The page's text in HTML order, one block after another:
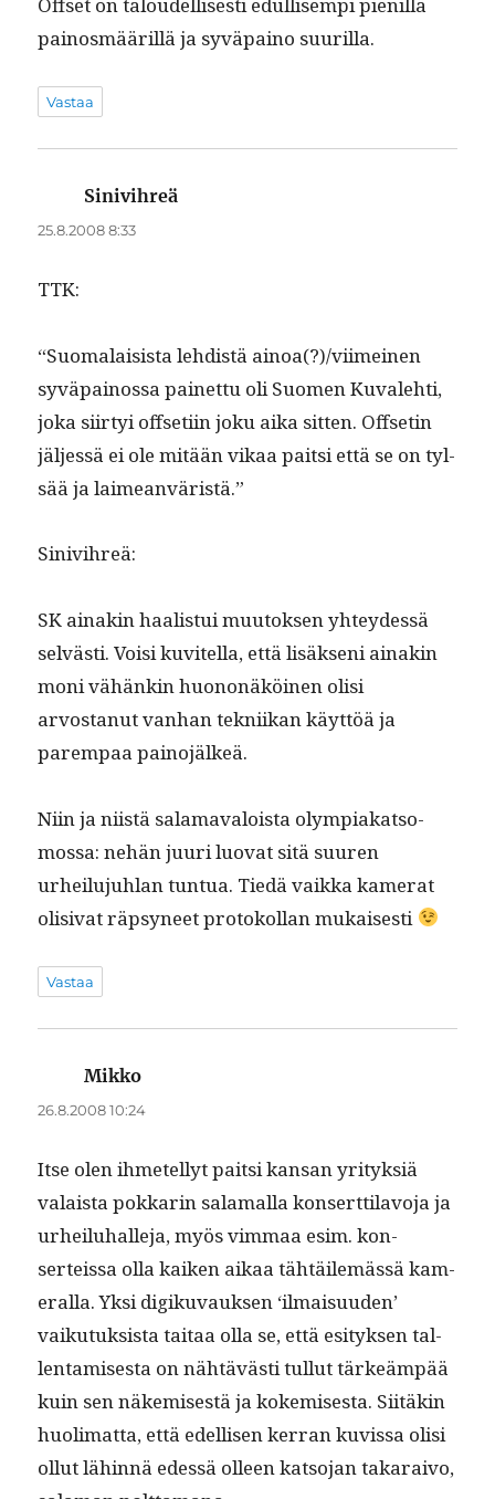
pain­os­määril­lä ja syvä­paino suurilla.
Vastaa
Sinivihreä
25.8.2008 8:33
TTK:
“Suo­ma­lai­sista lehdis­tä ainoa(?)/viimeinen
syvä­pain­os­sa painet­tu oli Suomen Kuvale­hti,
joka siir­tyi off­seti­in joku aika sit­ten. Off­setin
jäl­jessä ei ole mitään vikaa pait­si että se on tyl­
sää ja laimeanväristä.”
Sinivihreä:
SK ainakin haal­is­tui muu­tok­sen yhtey­dessä
selvästi. Voisi kuvitel­la, että lisäk­seni ainakin
moni vähänkin huononäköi­nen olisi
arvostanut van­han tekni­ikan käyt­töä ja
parem­paa painojälkeä.
Niin ja niistä sala­maval­oista olympiakat­so­
mossa: nehän juuri luo­vat sitä suuren
urheilu­juh­lan tun­tua. Tiedä vaik­ka kam­er­at
oli­si­vat räp­syneet pro­tokol­lan mukaisesti
Vastaa
Mikko
26.8.2008 10:24
Itse olen ihme­tel­lyt pait­si kansan yri­tyk­siä
valaista pokkarin sala­mal­la kon­sert­tilavo­ja ja
urheiluhalle­ja, myös vim­maa esim. kon­
serteis­sa olla kaiken aikaa tähtäilemässä kam­
er­al­la. Yksi digiku­vauk­sen ‘ilmaisu­u­den’
vaiku­tuk­sista taitaa olla se, että esi­tyk­sen tal­
len­tamis­es­ta on nähtävästi tul­lut tärkeäm­pää
kuin sen näkemis­es­tä ja kokemis­es­ta. Siitäkin
huoli­mat­ta, että edel­lisen ker­ran kuvis­sa olisi
ollut lähin­nä edessä olleen kat­so­jan takarai­vo,